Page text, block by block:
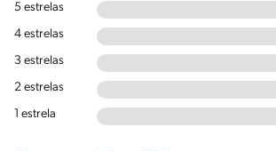
5 estrelas
4 estrelas
3 estrelas
2 estrelas
1 estrela